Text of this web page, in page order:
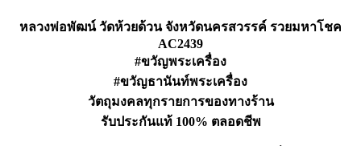
หลวงพ่อพัฒน์ วัดห้วยด้วน จังหวัดนครสวรรค์ รวยมหาโชค
AC2439
#ขวัญพระเครื่อง
#ขวัญธานันท์พระเครื่อง
วัตถุมงคลทุกรายการของทางร้าน
รับประกันแท้ 100% ตลอดชีพ